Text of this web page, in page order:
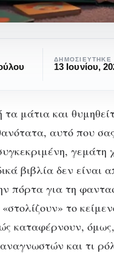
ΒΙΒΛΊΟ
των
ΔΗΜΟΣΙΕΎΤΗΚΕ
13 Ιουνίου,
τα μάτια και
αυτό που
βιβλία δεν είναι
πόρτα για τη
το
καταφέρνουν,
και τι